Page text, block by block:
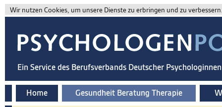
Wir nutzen Cookies, um unsere Dienste zu erbringen und zu
Ein Service des Berufsverbands Deutscher
Home Gesundheit Beratung Therapie